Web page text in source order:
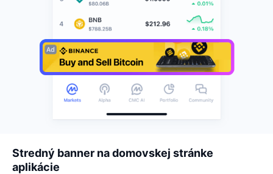
Stredný banner na domovskej stránke
aplikácie